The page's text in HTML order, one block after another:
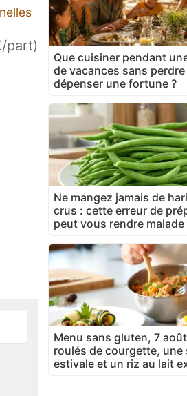
part)
Que cuisiner pendant
de vacances sans
dépenser une fortune ?
Ne mangez jamais de
crus : cette erreur de
peut vous rendre malade
Menu sans gluten, 7
roulés de courgette, une
estivale et un riz au lait